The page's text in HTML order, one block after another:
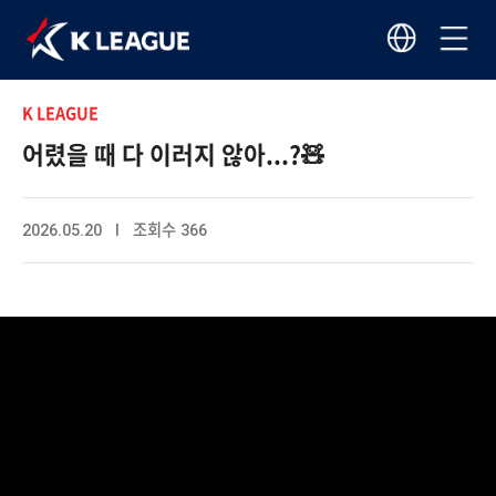
K LEAGUE
어렸을 때 다 이러지 않아...?🧸
2026.05.20 I 조회수 366